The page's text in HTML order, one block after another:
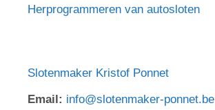
Herprogrammeren van autosloten
Slotenmaker Kristof Ponnet
Email: info@slotenmaker-ponnet.be